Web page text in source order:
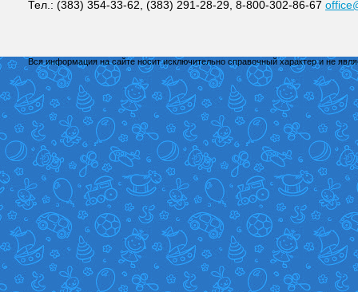
Тел.: (383) 354-33-62, (383) 291-28-29, 8-800-302-86-67
Вся информация на сайте носит исключительно справочный характер и не